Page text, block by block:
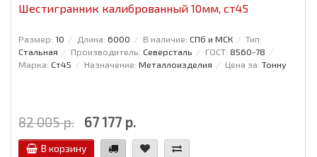
Шестигранник калиброванный 10мм, ст45
Размер: 10 Длина: 6000 В наличие: СПб и МСК
Тип:
Стальная
Производитель: Северсталь ГОСТ: 8560-78
Марка: Ст45 Назначение: Металлоизделия Цена за: Тонну
82 005 р. 67 177 р.
В корзину